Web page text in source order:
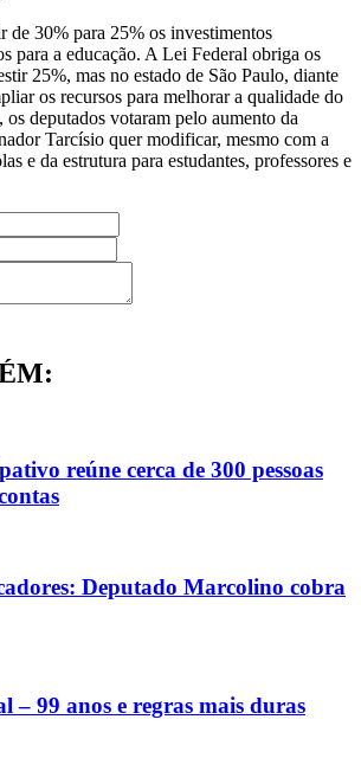
de 30% para 25% os investimentos
para a educação. A Lei Federal obriga os
25%, mas no estado de São Paulo, diante
os recursos para melhorar a qualidade do
os deputados votaram pelo aumento da
Tarcísio quer modificar, mesmo com a
e da estrutura para estudantes, professores e
reúne cerca de 300 pessoas
Deputado Marcolino cobra
– 99 anos e regras mais duras